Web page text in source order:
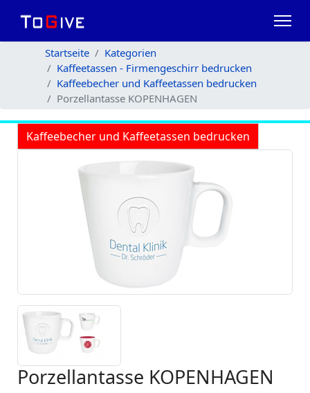
Startseite
Kategorien
Kaffeetassen - Firmengeschirr bedrucken
Kaffeebecher und Kaffeetassen bedrucken
Porzellantasse KOPENHAGEN
Kaffeebecher und Kaffeetassen bedrucken
Porzellantasse KOPENHAGEN